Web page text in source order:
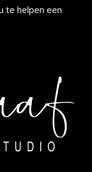
te helpen een